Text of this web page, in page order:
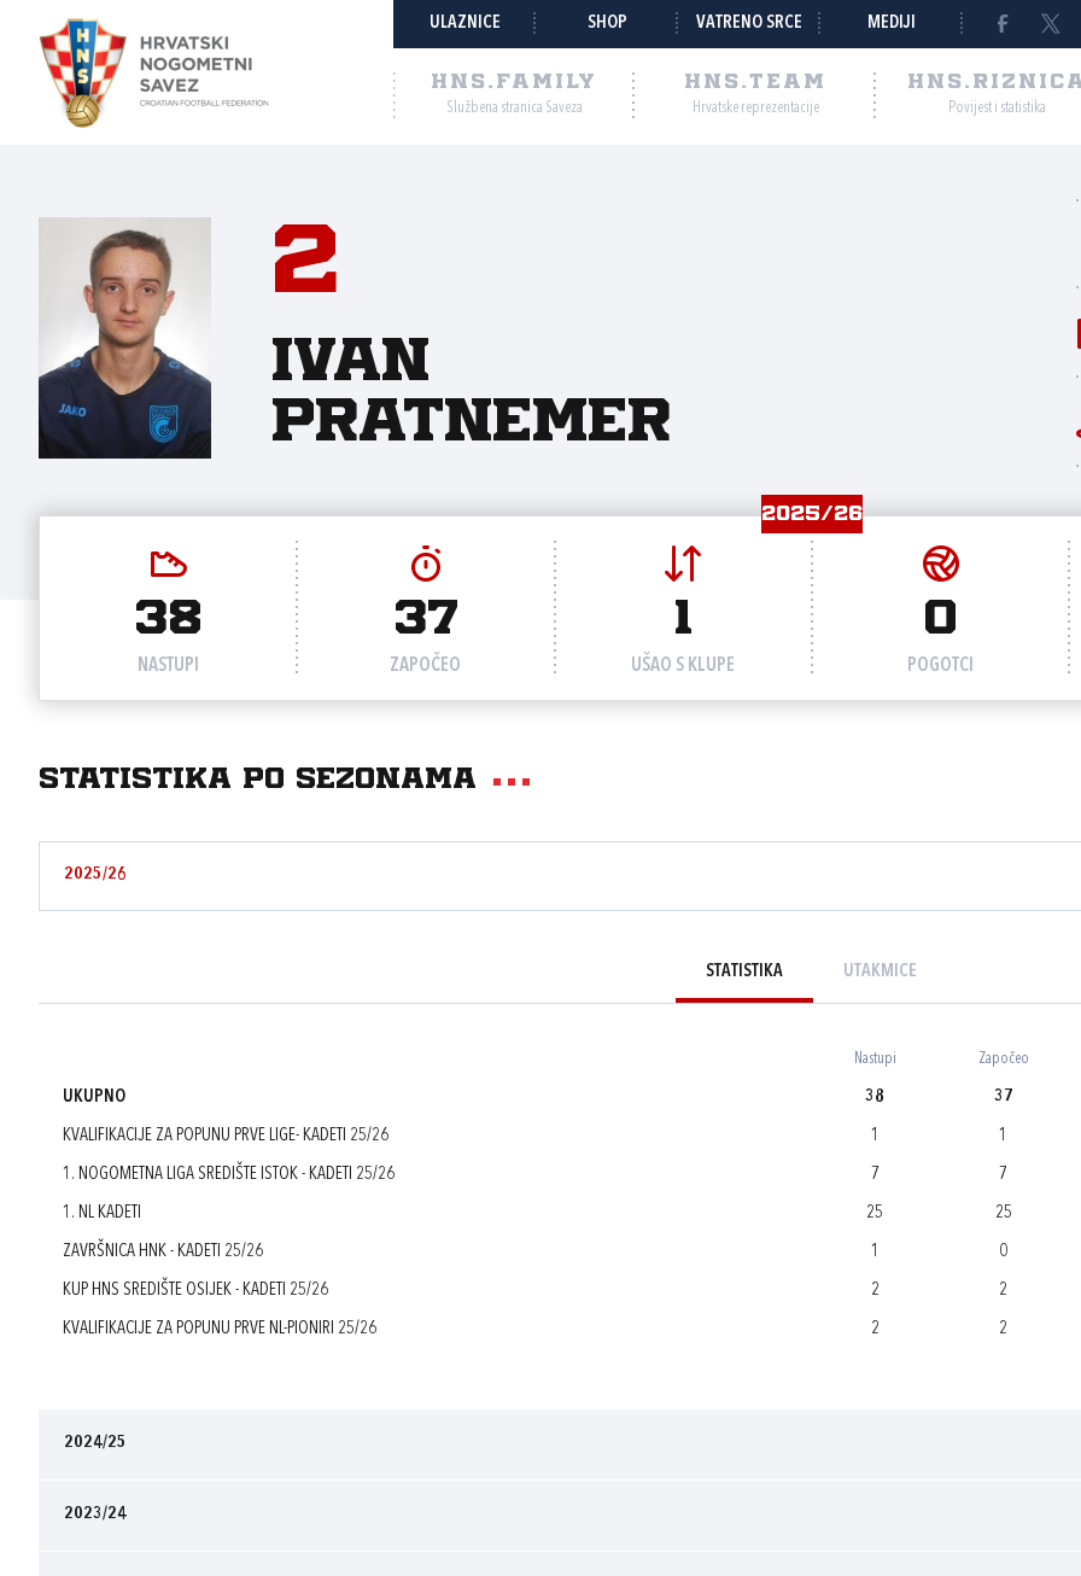
ULAZNICE SHOP VATRENO SRCE MEDIJI
HNS.FAMILY
Službena stranica Saveza
HNS.TEAM
Hrvatske reprezentacije Povijest i statistika
2
Ivan
Pratnemer
2025/26
38
NASTUPI
37
ZAPOČEO
1
UŠAO S KLUPE
0
POGOTCI
Statistika po sezonama
2025/26
STATISTIKA UTAKMICE
Nastupi Započeo
UKUPNO 38 37
KVALIFIKACIJE ZA POPUNU PRVE LIGE- KADETI 25/26 1 1
1. NOGOMETNA LIGA SREDIŠTE ISTOK - KADETI 25/26 7 7
1. NL KADETI 25 25
ZAVRŠNICA HNK - KADETI 25/26 1 0
KUP HNS SREDIŠTE OSIJEK - KADETI 25/26 2 2
KVALIFIKACIJE ZA POPUNU PRVE NL-PIONIRI 25/26 2 2
2024/25
2023/24